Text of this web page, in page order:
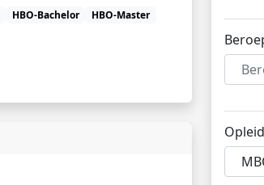
HBO-Bachelor
HBO-Master